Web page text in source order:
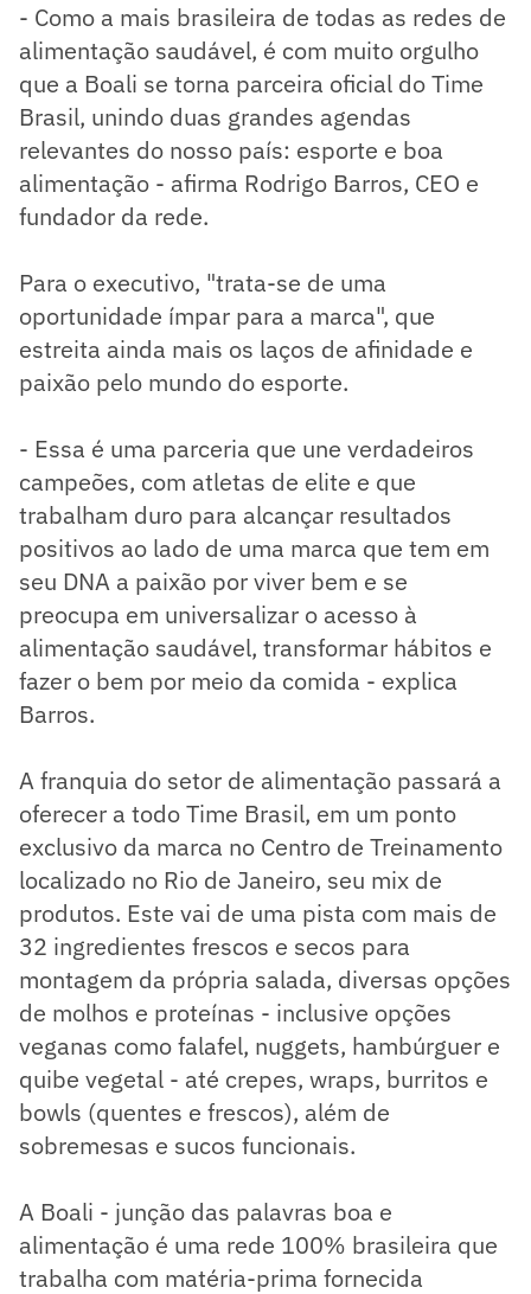
- Como a mais brasileira de todas as redes de
alimentação saudável, é com muito orgulho
que a Boali se torna parceira oficial do Time
Brasil, unindo duas grandes agendas
relevantes do nosso país: esporte e boa
alimentação - afirma Rodrigo Barros, CEO e
fundador da rede.
Para o executivo, "trata-se de uma
oportunidade ímpar para a marca", que
estreita ainda mais os laços de afinidade e
paixão pelo mundo do esporte.
- Essa é uma parceria que une verdadeiros
campeões, com atletas de elite e que
trabalham duro para alcançar resultados
positivos ao lado de uma marca que tem em
seu DNA a paixão por viver bem e se
preocupa em universalizar o acesso à
alimentação saudável, transformar hábitos e
fazer o bem por meio da comida - explica
Barros.
A franquia do setor de alimentação passará a
oferecer a todo Time Brasil, em um ponto
exclusivo da marca no Centro de Treinamento
localizado no Rio de Janeiro, seu mix de
produtos. Este vai de uma pista com mais de
32 ingredientes frescos e secos para
montagem da própria salada, diversas opções
de molhos e proteínas - inclusive opções
veganas como falafel, nuggets, hambúrguer e
quibe vegetal - até crepes, wraps, burritos e
bowls (quentes e frescos), além de
sobremesas e sucos funcionais.
A Boali - junção das palavras boa e
alimentação é uma rede 100% brasileira que
trabalha com matéria-prima fornecida